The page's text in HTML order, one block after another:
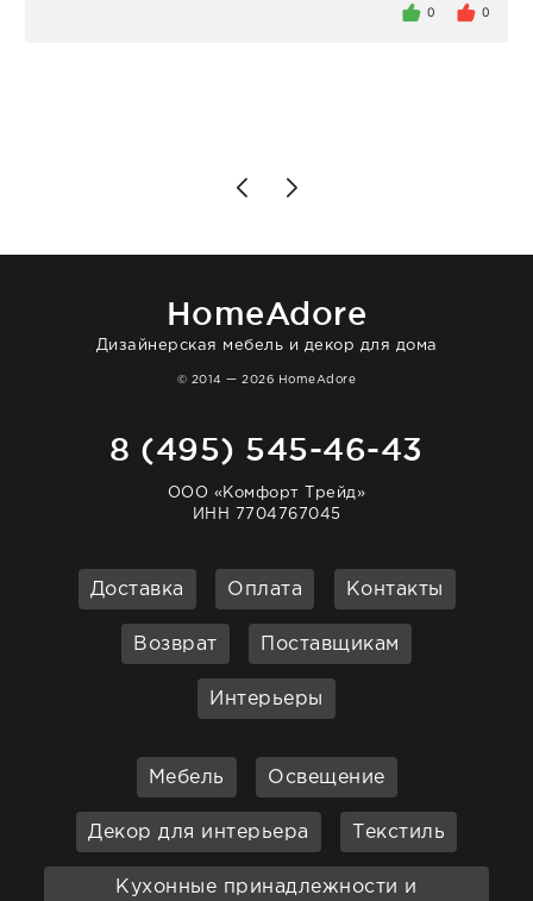
то качество выше всяких похвал. Выглядит
0 0
HomeAdore
Дизайнерская мебель и декор для дома
© 2014 — 2026 HomeAdore
8 (495) 545-46-43
ООО «Комфорт Трейд»
ИНН 7704767045
Доставка Оплата Контакты
Возврат Поставщикам
Интерьеры
Мебель Освещение
Декор для интерьера Текстиль
Кухонные принадлежности и